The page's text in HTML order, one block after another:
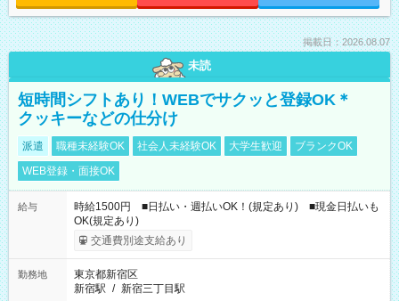
掲載日：2026.08.07
未読
短時間シフトあり！WEBでサクッと登録OK＊
クッキーなどの仕分け
派遣 職種未経験OK 社会人未経験OK 大学生歓迎
ブランクOK
WEB登録・面接OK
給与
時給1500円 ■日払い・週払いOK！(規定あり) ■現金日払いも
OK(規定あり)
交通費別途支給あり
勤務地
東京都新宿区
新宿駅 / 新宿三丁目駅